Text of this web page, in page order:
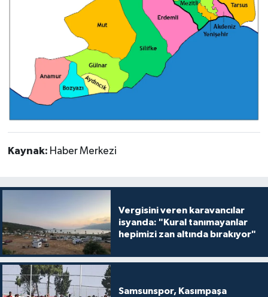
Kaynak: Haber Merkezi
Vergisini veren karavancılar
isyanda: "Kural tanımayanlar
hepimizi zan altında bırakıyor"
Samsunspor, Kasımpaşa